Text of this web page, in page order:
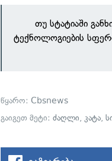
თუ სტატიაში
ტექნოლოგიების
წყარო:Cbsnews
გაიგეთ მეტი:ძაღლი,კატა,